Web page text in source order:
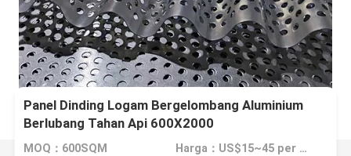
Panel Dinding Logam Bergelombang Aluminium
Berlubang Tahan Api 600X2000
MOQ：600SQM Harga：US$15~45 per sqm